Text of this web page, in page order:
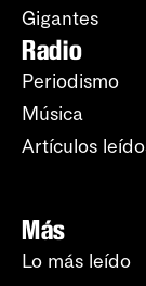
Gigantes
Radio
Periodismo
Música
Artículos
Más
Lo más leído